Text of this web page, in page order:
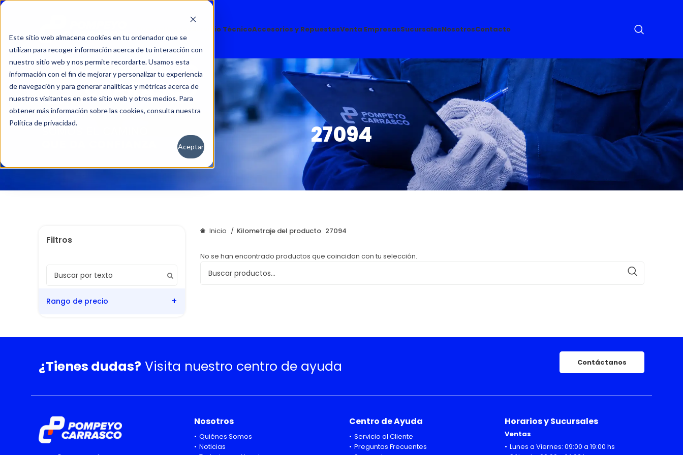
Este sitio web almacena cookies en tu ordenador que se
utilizan para recoger información acerca de tu interacción con
nuestro sitio web y nos permite recordarte. Usamos esta
información con el fin de mejorar y personalizar tu experiencia
de navegación y para generar analíticas y métricas acerca de
nuestros visitantes en este sitio web y otros medios. Para
obtener más información sobre las cookies, consulta nuestra
Política de privacidad.
Aceptar
Servicio TécnicoAccesorios y RepuestosVenta EmpresasSucursalesNosotrosContacto
27094
Rango de precio
Inicio Kilometraje del producto 27094
No se han encontrado productos que coincidan con tu selección.
¿Tienes dudas? Visita nuestro centro de ayuda Contáctanos
Nosotros
Quiénes Somos
Noticias
Centro de Ayuda
Servicio al Cliente
Preguntas Frecuentes
Horarios y Sucursales
Ventas
Lunes a Viernes: 09:00 a 19:00 hs